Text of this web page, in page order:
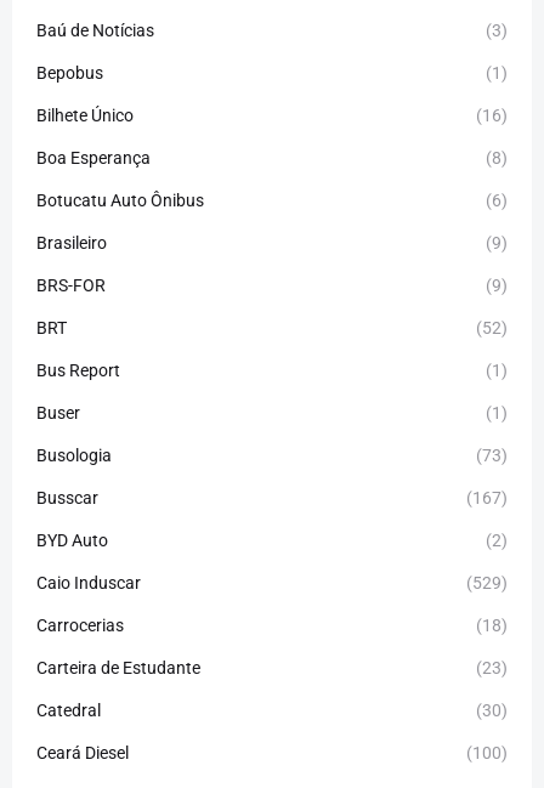
Baú de Notícias (3)
Bepobus (1)
Bilhete Único (16)
Boa Esperança (8)
Botucatu Auto Ônibus (6)
Brasileiro (9)
BRS-FOR (9)
BRT (52)
Bus Report (1)
Buser (1)
Busologia (73)
Busscar (167)
BYD Auto (2)
Caio Induscar (529)
Carrocerias (18)
Carteira de Estudante (23)
Catedral (30)
Ceará Diesel (100)